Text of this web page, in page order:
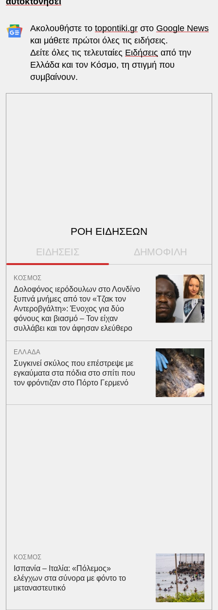
Ακολουθήστε το topontiki.grστο Google News
και μάθετε πρώτοι όλες τις ειδήσεις.
Δείτε όλες τις τελευταίες Ειδήσεις από την
Ελλάδα και τον Κόσμο, τη στιγμή που
συμβαίνουν.
ΡΟΗ ΕΙΔΗΣΕΩΝ
ΕΙΔΗΣΕΙΣ ΔΗΜΟΦΙΛΗ
ΚΟΣΜΟΣ
Δολοφόνος ιερόδουλων στο Λονδίνο
ξυπνά μνήμες από τον «Τζακ τον
Αντεροβγάλτη»: Ένοχος για δύο
φόνους και βιασμό – Τον είχαν
συλλάβει και τον άφησαν ελεύθερο
ΕΛΛΑΔΑ
Συγκινεί σκύλος που επέστρεψε με
εγκαύματα στα πόδια στο σπίτι που
τον φρόντιζαν στο Πόρτο Γερμενό
ΚΟΣΜΟΣ
Ισπανία – Ιταλία: «Πόλεμος»
ελέγχων στα σύνορα με φόντο το
μεταναστευτικό